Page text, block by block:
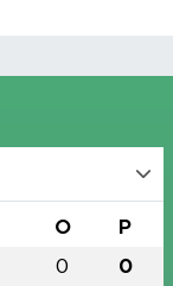
O P
0 0